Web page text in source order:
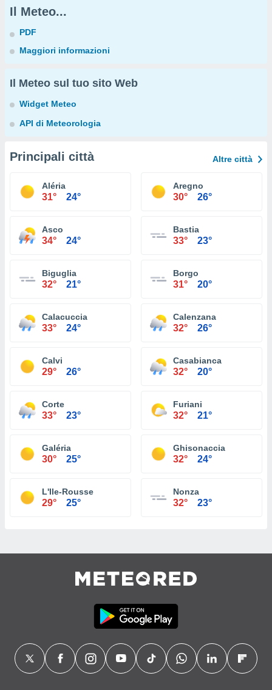
Il Meteo...
PDF
Maggiori informazioni
Il Meteo sul tuo sito Web
Widget Meteo
API di Meteorologia
Principali città Altre città
Aléria
31° 24°
Aregno
30° 26°
Asco
34° 24°
Bastia
33° 23°
Biguglia
32° 21°
Borgo
31° 20°
Calacuccia
33° 24°
Calenzana
32° 26°
Calvi
29° 26°
Casabianca
32° 20°
Corte
33° 23°
Furiani
32° 21°
Galéria
30° 25°
Ghisonaccia
32° 24°
L'Ile-Rousse
29° 25°
Nonza
32° 23°